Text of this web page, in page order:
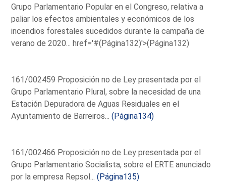
Grupo Parlamentario Popular en el Congreso, relativa a
paliar los efectos ambientales y económicos de los
incendios forestales sucedidos durante la campaña de
verano de 2020...href='#(Página132)'>(Página132)
161/002459 Proposición no de Ley presentada por el
Grupo Parlamentario Plural, sobre la necesidad de una
Estación Depuradora de Aguas Residuales en el
Ayuntamiento de Barreiros...(Página134)
161/002466 Proposición no de Ley presentada por el
Grupo Parlamentario Socialista, sobre el ERTE anunciado
por la empresa Repsol...(Página135)